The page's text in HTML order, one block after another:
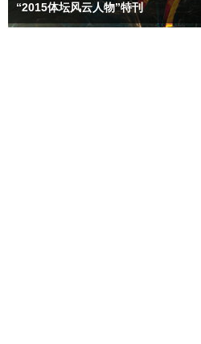
“2015体坛风云人物”特刊